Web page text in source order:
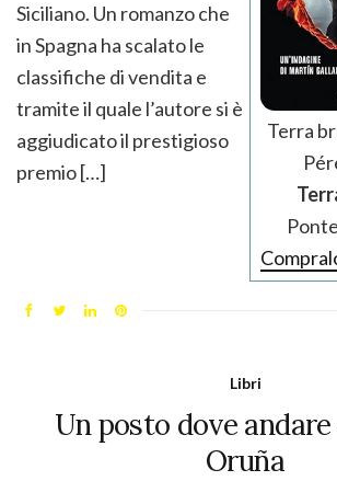
Terra
Siciliano. Un romanzo che
in Spagna ha scalato le
classifiche di vendita e
tramite il quale l’autore si è
aggiudicato il prestigioso
premio […]
Libri
Un posto dove
Oruña